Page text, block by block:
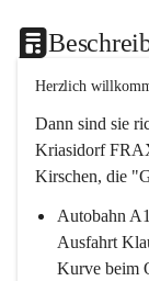
Herzlich
Dann sind sie
Kriasidorf
Kirschen, die
Autobahn
Ausfahrt
Kurve beim